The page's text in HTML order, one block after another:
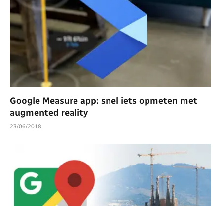
Google Measure app: snel iets opmeten met
augmented reality
23/06/2018